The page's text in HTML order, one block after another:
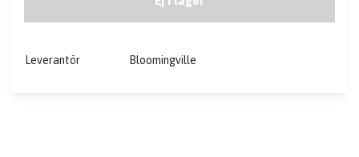
Leverantör Bloomingville